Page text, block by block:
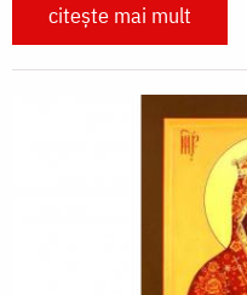
citește mai mult